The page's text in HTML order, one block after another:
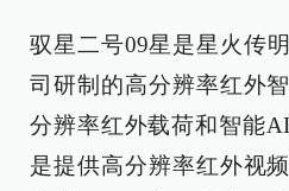
驭星二号09星是星火传
司研制的高分辨率红外
分辨率红外载荷和智能
是提供高分辨率红外视